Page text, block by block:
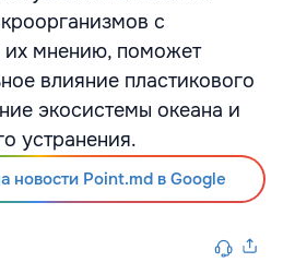
с
их мнению, поможет
влияние пластикового
экосистемы океана и
устранения.
новости Point.md в Google